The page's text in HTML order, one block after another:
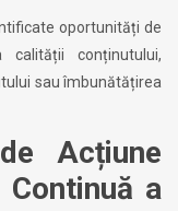
oportunități de
conținutului,
sau îmbunătățirea
Acțiune
a